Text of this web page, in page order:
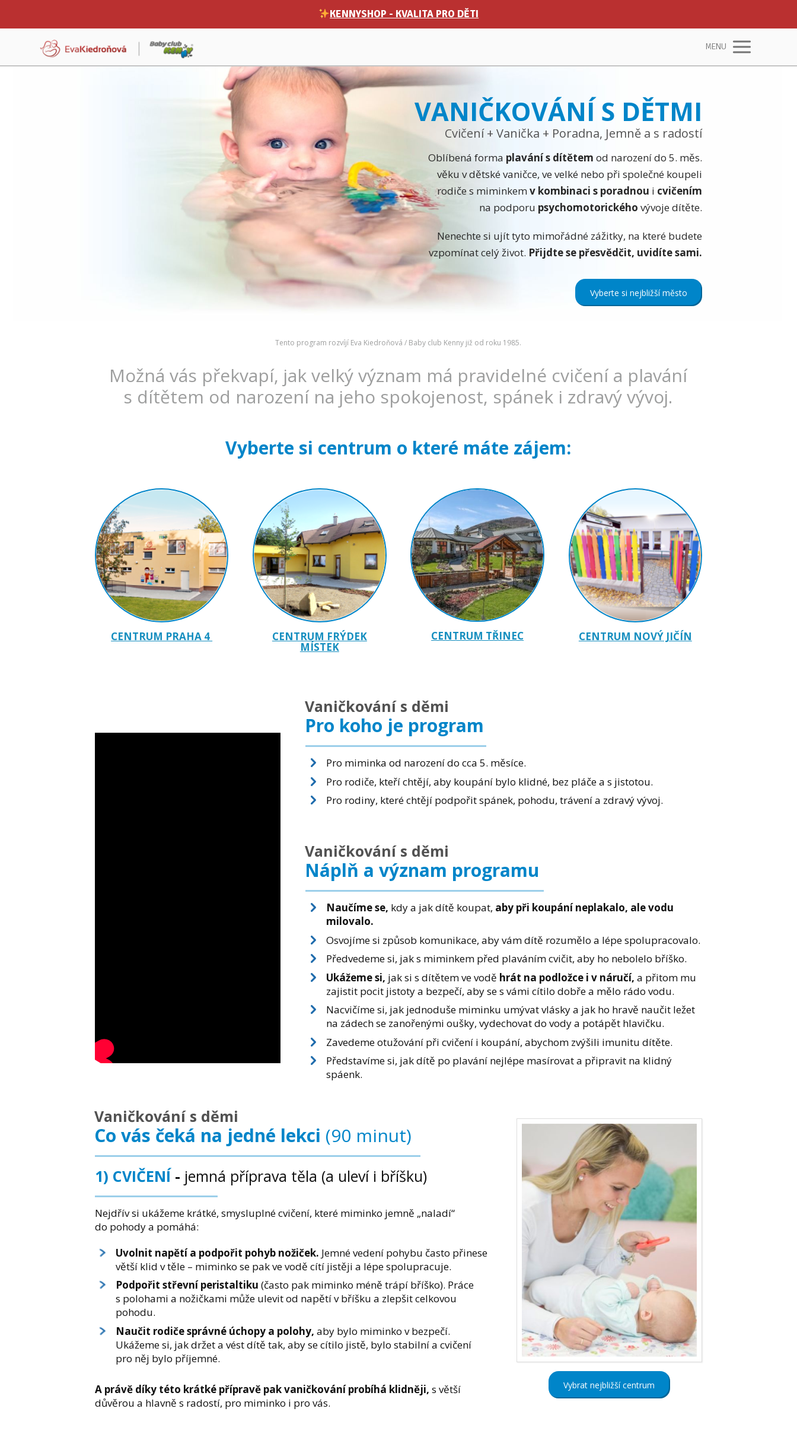
KENNYSHOP - KVALITA PRO DĚTI
MENU
VANIČKOVÁNÍ S DĚTMI
Cvičení + Vanička + Poradna, Jemně a s radostí
Oblíbená forma plavání s dítětem od narození do 5. měs.
věku v dětské vaničce, ve velké nebo při společné koupeli
rodiče s miminkemv kombinaci s poradnou i cvičením
na podporu psychomotorického vývoje dítěte.
Nenechte si ujít tyto mimořádné zážitky, na které budete
vzpomínat celý život. Přijdte se přesvědčit, uvidíte sami.
Vyberte si nejbližší město
Tento program rozvíjí Eva Kiedroňová / Baby club Kenny již od roku 1985.
Možná vás překvapí, jak velký význam má pravidelné cvičení a plavání
s dítětem od narození na jeho spokojenost, spánek i zdravý vývoj.
Vyberte si centrum o které máte zájem:
CENTRUM PRAHA 4 CENTRUM FRÝDEK
MÍSTEK
CENTRUM TŘINEC CENTRUM NOVÝ JIČÍN
Vaničkování s děmi
Pro koho je program
Pro miminka od narození do cca 5. měsíce.
Pro rodiče, kteří chtějí, aby koupání bylo klidné, bez pláče a s jistotou.
Pro rodiny, které chtějí podpořit spánek, pohodu, trávení a zdravý vývoj.
Vaničkování s děmi
Náplň a význam programu
Naučíme se, kdy a jak dítě koupat, aby při koupání neplakalo, ale vodu
milovalo.
Osvojíme si způsob komunikace, aby vám dítě rozumělo a lépe spolupracovalo.
Předvedeme si, jak s miminkem před plaváním cvičit, aby ho nebolelo bříško.
Ukážeme si, jak si s dítětem ve vodě hrát na podložce i v náručí, a přitom mu
zajistit pocit jistoty a bezpečí, aby se s vámi cítilo dobře a mělo rádo vodu.
Nacvičíme si, jak jednoduše miminku umývat vlásky a jak ho hravě naučit ležet
na zádech se zanořenými oušky, vydechovat do vody a potápět hlavičku.
Zavedeme otužování při cvičení i koupání, abychom zvýšili imunitu dítěte.
Představíme si, jak dítě po plavání nejlépe masírovat a připravit na klidný
spáenk.
Vaničkování s děmi
Co vás čeká na jedné lekci (90 minut)
1) CVIČENÍ - jemná příprava těla (a uleví i bříšku)
Nejdřív si ukážeme krátké, smysluplné cvičení, které miminko jemně „naladí“
do pohody a pomáhá:
Uvolnit napětí a podpořit pohyb nožiček. Jemné vedení pohybu často přinese
větší klid v těle – miminko se pak ve vodě cítí jistěji a lépe spolupracuje.
Podpořit střevní peristaltiku (často pak miminko méně trápí bříško). Práce
s polohami a nožičkami může ulevit od napětí v bříšku a zlepšit celkovou
pohodu.
Naučit rodiče správné úchopy a polohy, aby bylo miminko v bezpečí.
Ukážeme si, jak držet a vést dítě tak, aby se cítilo jistě, bylo stabilní a cvičení
pro něj bylo příjemné.
A právě díky této krátké přípravě pak vaničkování probíhá klidněji, s větší
důvěrou a hlavně s radostí, pro miminko i pro vás.
Vybrat nejbližší centrum